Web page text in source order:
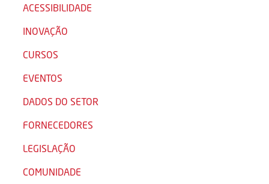
ACESSIBILIDADE
INOVAÇÃO
CURSOS
EVENTOS
DADOS DO SETOR
FORNECEDORES
LEGISLAÇÃO
COMUNIDADE